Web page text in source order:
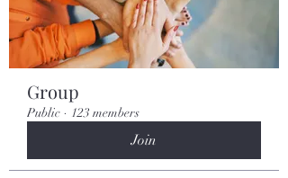
Group
Public · 123 members
Join